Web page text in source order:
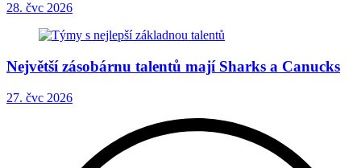
28. čvc 2026
Největší zásobárnu talentů mají Sharks a Canucks
27. čvc 2026